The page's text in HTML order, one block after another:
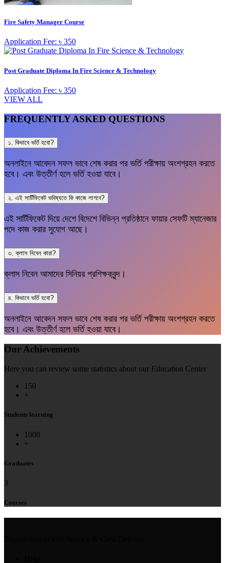
Fire Safety Manager Course
Application Fee: ৳ 350
Post Graduate Diploma In Fire Science & Technology
Application Fee: ৳ 350
VIEW ALL
FREQUENTLY ASKED QUESTIONS
১. কিভাবে ভর্তি হবো?
অনলাইনে আবেদন সফল ভাবে শেষ করার পর ভর্তি পরীক্ষায় অংশগ্রহন করতে
হবে। এবং উত্তীর্ণ হলে ভর্তি হওয়া যাবে।
২. এই সার্টিফিকেট ভবিষ্যতে কি কাজে লাগবে?
এই সার্টিফিকেট দিয়ে দেশে বিদেশে বিভিন্ন প্রতিষ্ঠানে ফায়ার সেফটি ম্যানেজার
পদে কাজ করার সুযোগ আছে।
৩. ক্লাস নিবেন কারা?
ক্লাস নিবেন আমাদের সিনিয়র প্রশিক্ষকবৃন্দ।
৪. কিভাবে ভর্তি হবো?
অনলাইনে আবেদন সফল ভাবে শেষ করার পর ভর্তি পরীক্ষায় অংশগ্রহন করতে
হবে। এবং উত্তীর্ণ হলে ভর্তি হওয়া যাবে।
Our Achievements
Here you can review some statistics about our Education Center
150
+
Students learning
1000
+
Graduates
3
Courses